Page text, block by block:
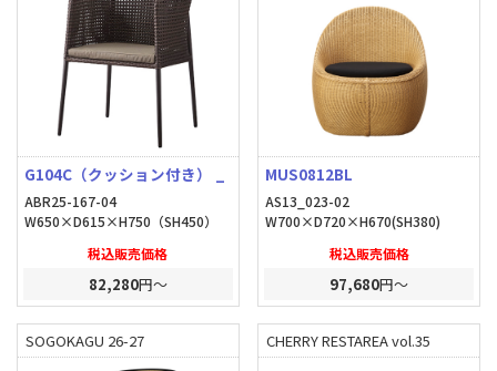
G104C（クッション付き） _
ABR25-167-04
W650×D615×H750（SH450）
税込販売価格
82,280円～
MUS0812BL
AS13_023-02
W700×D720×H670(SH380)
税込販売価格
97,680円～
SOGOKAGU 26-27 CHERRY RESTAREA vol.35